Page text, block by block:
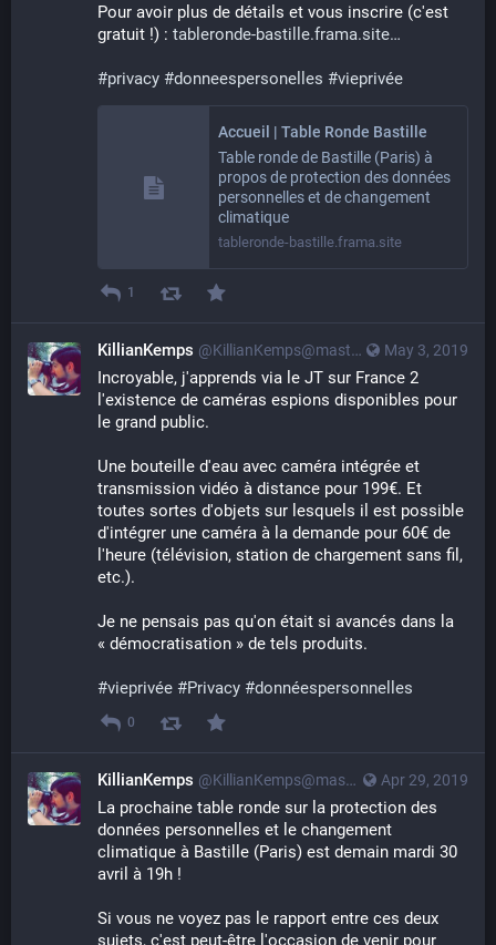
Pour avoir plus de détails et vous inscrire (c'est
gratuit !) : tableronde-bastille.frama.site
#privacy #donneespersonelles #vieprivée
Accueil | Table Ronde Bastille
Table ronde de Bastille (Paris) à
propos de protection des données
personnelles et de changement
climatique
tableronde-bastille.frama.site
1
May 3, 2019
KillianKemps @KillianKemps@mastodon.qowala.org
Incroyable, j'apprends via le JT sur France 2
l'existence de caméras espions disponibles pour
le grand public.
Une bouteille d'eau avec caméra intégrée et
transmission vidéo à distance pour 199€. Et
toutes sortes d'objets sur lesquels il est possible
d'intégrer une caméra à la demande pour 60€ de
l'heure (télévision, station de chargement sans fil,
etc.).
Je ne pensais pas qu'on était si avancés dans la
« démocratisation » de tels produits.
#vieprivée #Privacy #donnéespersonnelles
0
Apr 29, 2019
KillianKemps @KillianKemps@mastodon.qowala.org
La prochaine table ronde sur la protection des
données personnelles et le changement
climatique à Bastille (Paris) est demain mardi 30
avril à 19h !
Si vous ne voyez pas le rapport entre ces deux
sujets, c'est peut-être l'occasion de venir pour